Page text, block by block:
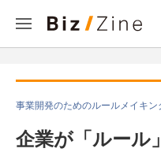
事業開発のためのルールメイキン
企業が「ルール